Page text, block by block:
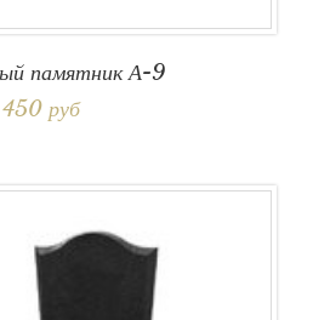
памятник А-9
450 руб